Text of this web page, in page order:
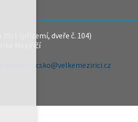
29/1 (přízemí, dveře č. 104)
Meziříčí
velkomeziricsko@velkemezirici.cz